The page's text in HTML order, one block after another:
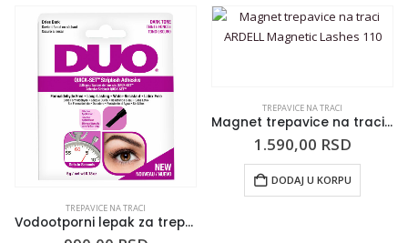
TREPAVICE NA TRACI
Vodootporni lepak za trepavice na traci DUO Crni 5g
TREPAVICE NA TRACI
Magnet trepavice na traci ARDELL Magnetic Lashes 110
1.590,00 RSD
DODAJ U KORPU